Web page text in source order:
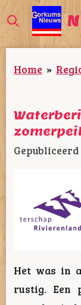
Ga
direct
naar
deHome »
Gepubliceerd
Het was in
rustig. Een